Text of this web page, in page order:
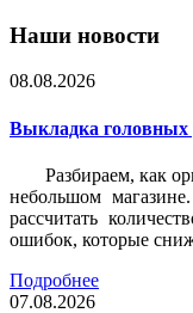
Наши новости
08.08.2026
Выкладка головных
Разбираем, как
небольшом
рассчитать
ошибок, которые
Подробнее
07.08.2026